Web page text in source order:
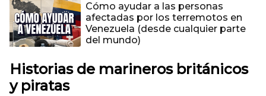
Cómo ayudar a las personas
afectadas por los terremotos en
Venezuela (desde cualquier parte
del mundo)
Historias de marineros británicos
y piratas